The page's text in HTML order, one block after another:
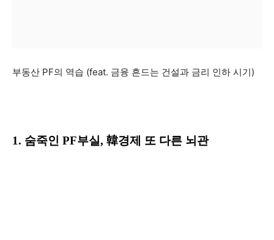
부동산 PF의 역습 (feat. 금융 흔드는 건설과 금리 인하 시기)
1. 숨죽인 PF부실, 韓경제 또 다른 뇌관